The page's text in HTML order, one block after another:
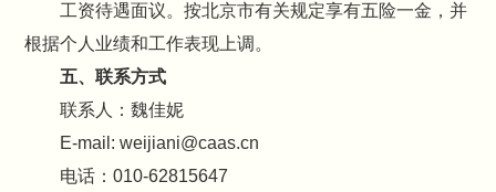
工资待遇面议。按北京市有关规定享有五险一金，并
根据个人业绩和工作表现上调。
五、联系方式
联系人：魏佳妮
E-mail: weijiani@caas.cn
电话：010-62815647